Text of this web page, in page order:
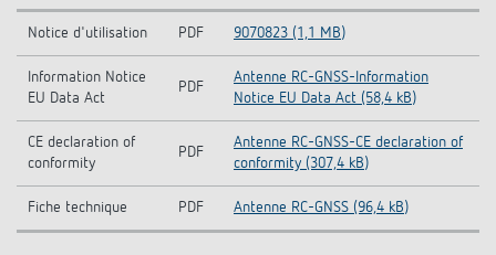
Notice d'utilisation PDF 9070823 (1,1 MB)
Information Notice
EU Data Act
PDF
Antenne RC-GNSS-Information
Notice EU Data Act (58,4 kB)
CE declaration of
conformity
PDF
Antenne RC-GNSS-CE declaration of
conformity (307,4 kB)
Fiche technique PDF Antenne RC-GNSS (96,4 kB)